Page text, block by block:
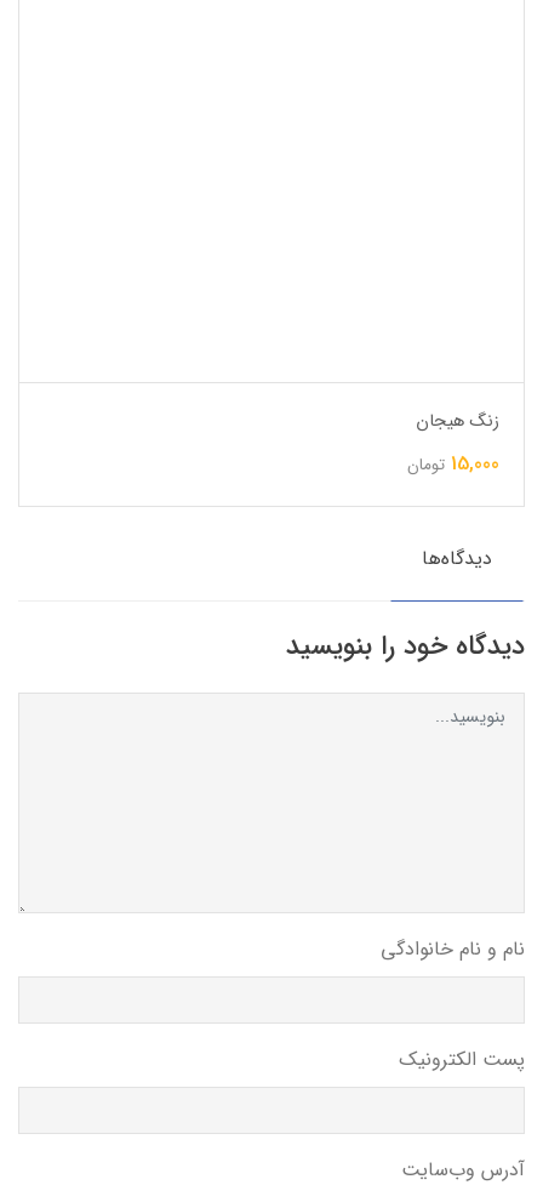
زنگ هیجان
15,000 تومان
دیدگاه‌ها
دیدگاه خود را بنویسید
نام و نام خانوادگی
پست الکترونیک
آدرس وب‌سایت